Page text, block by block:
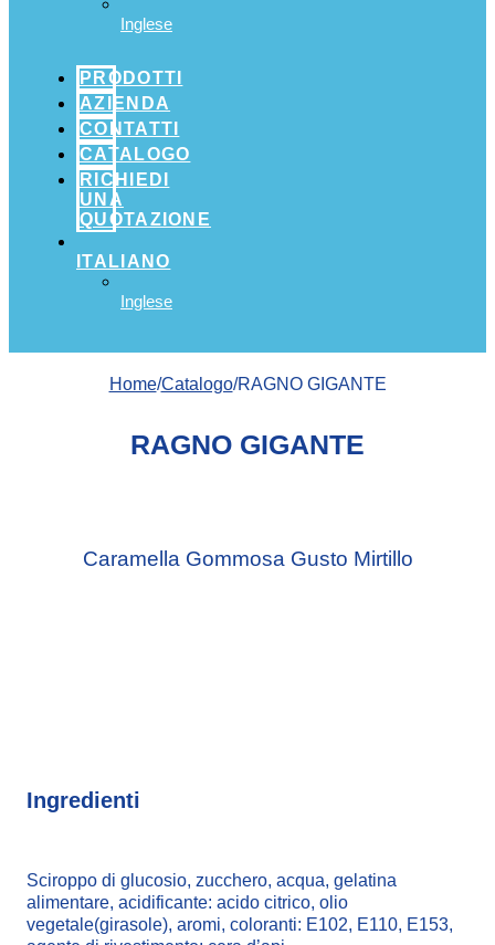
Inglese
PRODOTTI
AZIENDA
CONTATTI
CATALOGO
RICHIEDI
UNA
QUOTAZIONE
ITALIANO
Inglese
Home/Catalogo/RAGNO GIGANTE
RAGNO GIGANTE
Caramella Gommosa Gusto Mirtillo
Ingredienti
Sciroppo di glucosio, zucchero, acqua, gelatina
alimentare, acidificante: acido citrico, olio
vegetale(girasole), aromi, coloranti: E102, E110, E153,